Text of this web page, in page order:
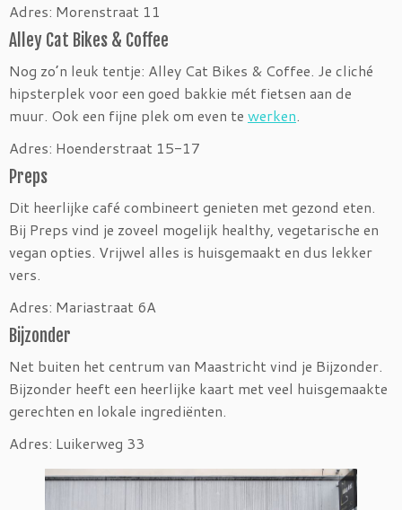
Adres: Morenstraat 11
Alley Cat Bikes & Coffee
Nog zo’n leuk tentje: Alley Cat Bikes & Coffee. Je cliché
hipsterplek voor een goed bakkie mét fietsen aan de
muur. Ook een fijne plek om even te werken.
Adres: Hoenderstraat 15-17
Preps
Dit heerlijke café combineert genieten met gezond eten.
Bij Preps vind je zoveel mogelijk healthy, vegetarische en
vegan opties. Vrijwel alles is huisgemaakt en dus lekker
vers.
Adres: Mariastraat 6A
Bijzonder
Net buiten het centrum van Maastricht vind je Bijzonder.
Bijzonder heeft een heerlijke kaart met veel huisgemaakte
gerechten en lokale ingrediënten.
Adres: Luikerweg 33